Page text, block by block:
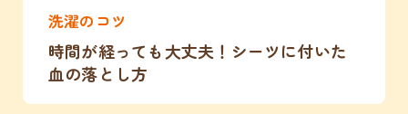
洗濯のコツ
時間が経っても大丈夫！シーツに付いた
血の落とし方